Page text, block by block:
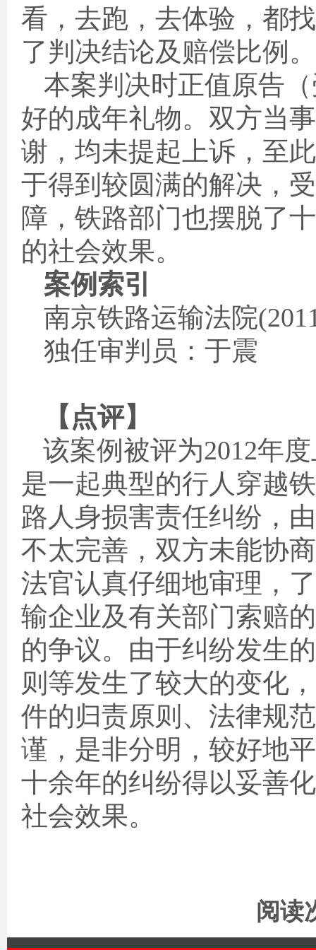
看，去跑，去体验，都
了判决结论及赔偿比例。
本案判决时正值原告
好的成年礼物。双方当
谢，均未提起上诉，至
于得到较圆满的解决，
障，铁路部门也摆脱了
的社会效果。
案例索引
南京铁路运输法院
独任审判员：于震
【点评】
该案例被评为2012年
是一起典型的行人穿越
路人身损害责任纠纷，
不太完善，双方未能协
法官认真仔细地审理，
输企业及有关部门索赔
的争议。由于纠纷发生
则等发生了较大的变化
件的归责原则、法律规
谨，是非分明，较好地
十余年的纠纷得以妥善
社会效果。
阅读